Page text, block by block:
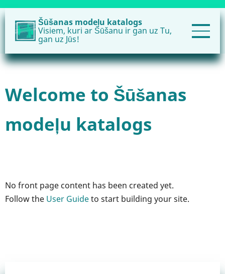
Pārlekt
uz
galveno
Šūšanas modeļu katalogs
Visiem, kuri ar Šūšanu ir gan uz Tu,
gan uz Jūs!
Welcome to Šūšanas
modeļu katalogs
No front page content has been created yet.
Follow the User Guideto start building your site.